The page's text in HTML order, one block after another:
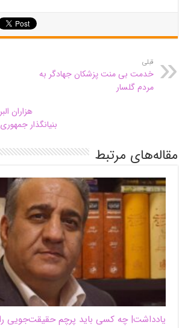
قبلی
خدمت بی منت پزشکان جهادگر به
مردم گلسار
هزاران
بنیانگذار
مقاله‌های مرتبط
یادداشت| ‌چه کسی باید پرچم حقیقت‌جویی را